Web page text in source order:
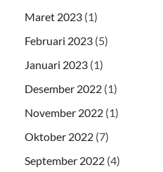
Maret 2023 (1)
Februari 2023 (5)
Januari 2023 (1)
Desember 2022 (1)
November 2022 (1)
Oktober 2022 (7)
September 2022 (4)